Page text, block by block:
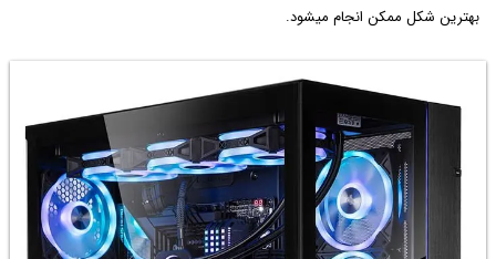
بهترین شکل ممکن انجام می­شود.